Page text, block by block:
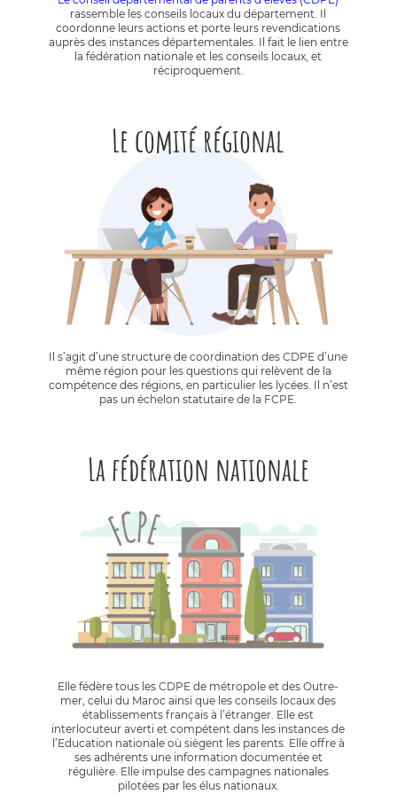
rassemble les conseils locaux du département. Il
coordonne leurs actions et porte leurs revendications
auprès des instances départementales. Il fait le lien entre
la fédération nationale et les conseils locaux, et
réciproquement.
Le comité régional
Il s’agit d’une structure de coordination des CDPE d’une
même région pour les questions qui relèvent de la
compétence des régions, en particulier les lycées. Il n’est
pas un échelon statutaire de la FCPE.
La fédération nationale
Elle fédère tous les CDPE de métropole et des Outre-
mer, celui du Maroc ainsi que les conseils locaux des
établissements français à l’étranger. Elle est
interlocuteur averti et compétent dans les instances de
l’Education nationale où siègent les parents. Elle offre à
ses adhérents une information documentée et
régulière. Elle impulse des campagnes nationales
pilotées par les élus nationaux.